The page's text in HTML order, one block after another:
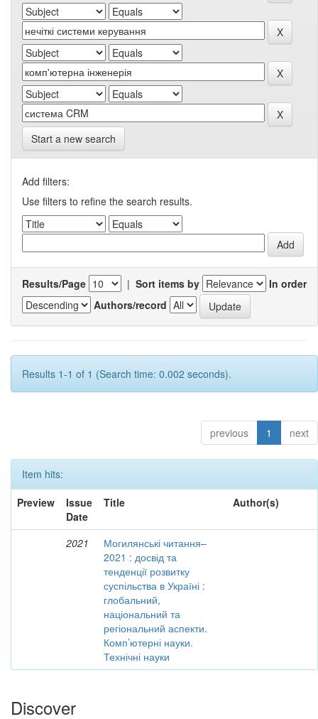
Start a new search
Add filters:
Use filters to refine the search results.
Results/Page | Sort items by
In order
Authors/record
Results 1-1 of 1 (Search time: 0.002 seconds).
previous 1 next
Item hits:
Preview
Issue
Date
Title Author(s)
2021
Могилянські читання–
2021 : досвід та
тенденції розвитку
суспільства в Україні :
глобальний,
національний та
регіональний аспекти.
Комп’ютерні науки.
Технічні науки
Discover